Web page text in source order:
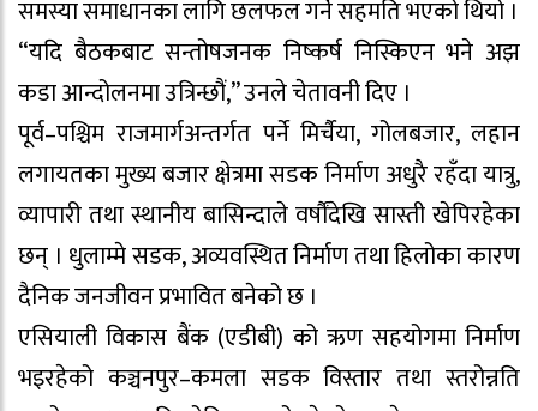
समस्या समाधानका लागि छलफल गर्ने सहमति भएको थियो ।
“यदि बैठकबाट सन्तोषजनक निष्कर्ष निस्किएन भने अझ
कडा आन्दोलनमा उत्रिन्छौं,” उनले चेतावनी दिए ।
पूर्व–पश्चिम राजमार्गअन्तर्गत पर्ने मिर्चैया, गोलबजार, लहान
लगायतका मुख्य बजार क्षेत्रमा सडक निर्माण अधुरै रहँदा यात्रु,
व्यापारी तथा स्थानीय बासिन्दाले वर्षौंदेखि सास्ती खेपिरहेका
छन् । धुलाम्मे सडक, अव्यवस्थित निर्माण तथा हिलोका कारण
दैनिक जनजीवन प्रभावित बनेको छ ।
एसियाली विकास बैंक (एडीबी) को ऋण सहयोगमा निर्माण
भइरहेको कञ्चनपुर–कमला सडक विस्तार तथा स्तरोन्नति